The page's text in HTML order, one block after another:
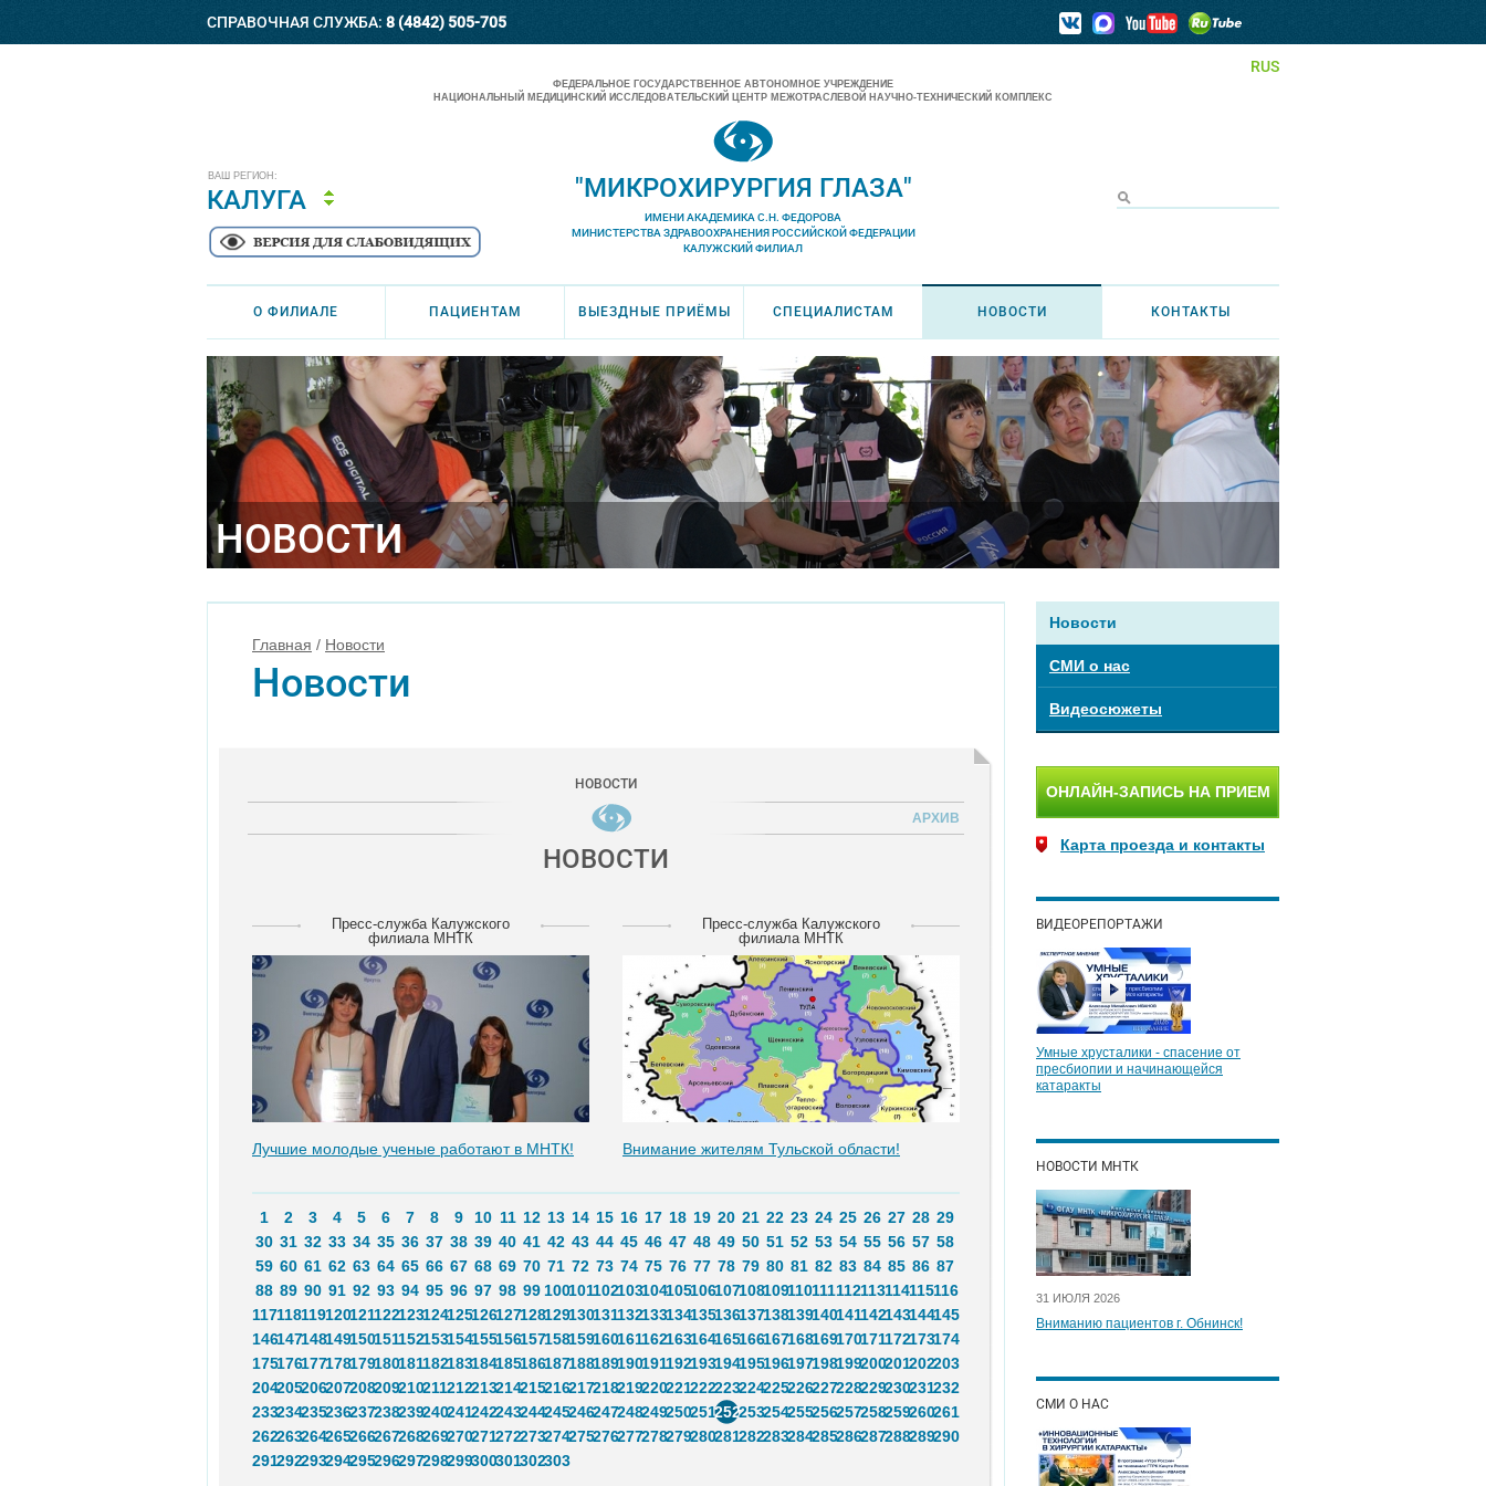
СПРАВОЧНАЯ СЛУЖБА: 8 (4842) 505-705
RUS
ВАШ РЕГИОН:
КАЛУГА
ФЕДЕРАЛЬНОЕ ГОСУДАРСТВЕННОЕ АВТОНОМНОЕ УЧРЕЖДЕНИЕ
НАЦИОНАЛЬНЫЙ МЕДИЦИНСКИЙ ИССЛЕДОВАТЕЛЬСКИЙ ЦЕНТР МЕЖОТРАСЛЕВОЙ НАУЧНО-ТЕХНИЧЕСКИЙ КОМПЛЕКС
"МИКРОХИРУРГИЯ ГЛАЗА"
ИМЕНИ АКАДЕМИКА С.Н. ФЕДОРОВА
МИНИСТЕРСТВА ЗДРАВООХРАНЕНИЯ РОССИЙСКОЙ ФЕДЕРАЦИИ
КАЛУЖСКИЙ ФИЛИАЛ
О ФИЛИАЛЕ ПАЦИЕНТАМ ВЫЕЗДНЫЕ ПРИЁМЫ СПЕЦИАЛИСТАМ НОВОСТИ КОНТАКТЫ
НОВОСТИ
Главная / Новости
Новости
НОВОСТИ
АРХИВ
НОВОСТИ
Пресс-служба Калужского
филиала МНТК
Лучшие молодые ученые работают в МНТК!
Пресс-служба Калужского
филиала МНТК
Внимание жителям Тульской области!
1 2 3 4 5 6 7 8 9 10 11 12 13 14 15 16 17 18 19 20 21 22 23 24 25 26 27 28 29
30 31 32 33 34 35 36 37 38 39 40 41 42 43 44 45 46 47 48 49 50 51 52 53 54 55 56 57 58
59 60 61 62 63 64 65 66 67 68 69 70 71 72 73 74 75 76 77 78 79 80 81 82 83 84 85 86 87
88 89 90 91 92 93 94 95 96 97 98 99 100101102103104105106107108109110111112113114115116
117118119120121122123124125126127128129130131132133134135136137138139140141142143144145
146147148149150151152153154155156157158159160161162163164165166167168169170171172173174
175176177178179180181182183184185186187188189190191192193194195196197198199200201202203
204205206207208209210211212213214215216217218219220221222223224225226227228229230231232
233234235236237238239240241242243244245246247248249250251252253254255256257258259260261
262263264265266267268269270271272273274275276277278279280281282283284285286287288289290
291292293294295296297298299300301302303
Новости
СМИ о нас
Видеосюжеты
ОНЛАЙН-ЗАПИСЬ НА ПРИЕМ
Карта проезда и контакты
ВИДЕОРЕПОРТАЖИ
Умные хрусталики - спасение от
пресбиопии и начинающейся
катаракты
НОВОСТИ МНТК
31 ИЮЛЯ 2026
Вниманию пациентов г. Обнинск!
СМИ О НАС